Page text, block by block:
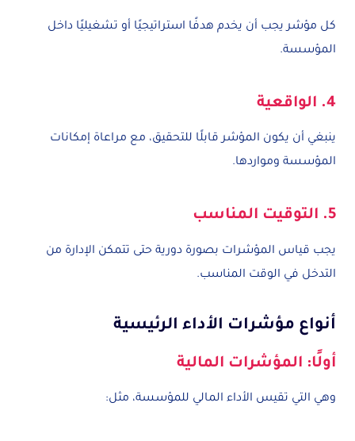
كل مؤشر يجب أن يخدم هدفًا استراتيجيًا أو تشغيليًا داخل
المؤسسة.
4. الواقعية
ينبغي أن يكون المؤشر قابلًا للتحقيق، مع مراعاة إمكانات
المؤسسة ومواردها.
5. التوقيت المناسب
يجب قياس المؤشرات بصورة دورية حتى تتمكن الإدارة من
التدخل في الوقت المناسب.
أنواع مؤشرات الأداء الرئيسية
أولًا: المؤشرات المالية
وهي التي تقيس الأداء المالي للمؤسسة، مثل: